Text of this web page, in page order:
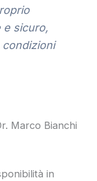
e sicuro,
Marco Bianchi
in